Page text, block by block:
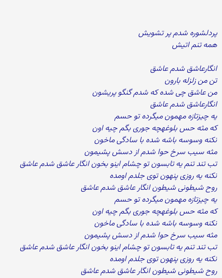
پردلشوره شدم پر تشویش
همه تنم اتیش
انگارعاشق شدم عاشق
تن من زلزله بارون
من عاشق چی شده که شدم گنگو پریشون
انگارعاشق شدم عاشق
یه چیزتازه مهمون میگرده تو حسم
که مثه حس بلوغهچه جوری بگم چیه اون
نکنه وسوسه باشه شده با سادگی ماخون
مثه سیب سرخ حوا شدم از دسش پشیمون
تب تند تنم یه تابسون تو چشام اینو بخون انگار عاشق شدم عاشق
نکنه یه روزی پنهون توی جلدم اومده
روح شیطونی شیطون انگار عاشق شدم عاشق
یه چیزتازه مهمون میگرده تو حسم
که مثه حس بلوغهچه جوری بگم چیه اون
نکنه وسوسه باشه شده با سادگی ماخون
مثه سیب سرخ حوا شدم از دسش پشیمون
تب تند تنم یه تابسون تو چشام اینو بخون انگار عاشق شدم عاشق
نکنه یه روزی پنهون توی جلدم اومده
روح شیطونی شیطون انگار عاشق شدم عاشق